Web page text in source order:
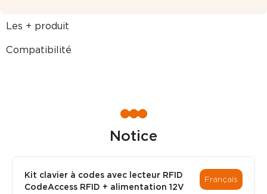
Les + produit
Compatibilité
Notice
Kit clavier à codes avec lecteur RFID
CodeAccess RFID + alimentation 12V
Français